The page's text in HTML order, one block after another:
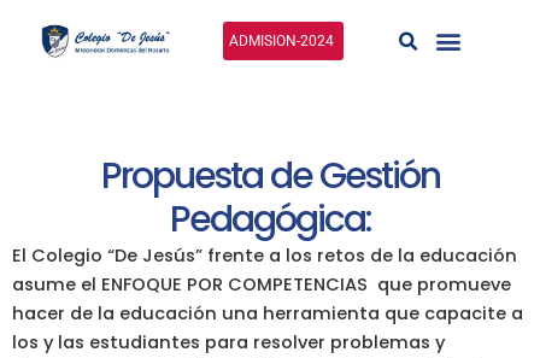
ADMISION-2024
Propuesta de Gestión
Pedagógica:
El Colegio “De Jesús” frente a los retos de la educación
asume el ENFOQUE POR COMPETENCIAS que promueve
hacer de la educación una herramienta que capacite a
los y las estudiantes para resolver problemas y